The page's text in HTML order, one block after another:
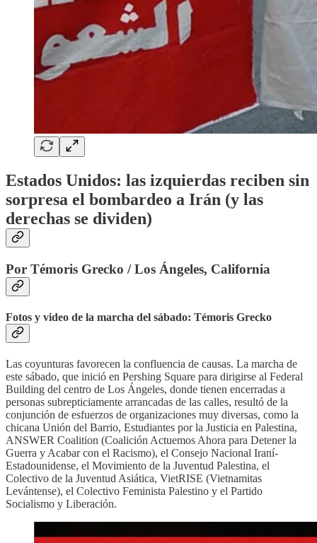
Estados Unidos: las izquierdas reciben sin
sorpresa el bombardeo a Irán (y las
derechas se dividen)
Por Témoris Grecko / Los Ángeles, California
Fotos y video de la marcha del sábado: Témoris Grecko
Las coyunturas favorecen la confluencia de causas. La marcha de
este sábado, que inició en Pershing Square para dirigirse al Federal
Building del centro de Los Ángeles, donde tienen encerradas a
personas subrepticiamente arrancadas de las calles, resultó de la
conjunción de esfuerzos de organizaciones muy diversas, como la
chicana Unión del Barrio, Estudiantes por la Justicia en Palestina,
ANSWER Coalition (Coalición Actuemos Ahora para Detener la
Guerra y Acabar con el Racismo), el Consejo Nacional Iraní-
Estadounidense, el Movimiento de la Juventud Palestina, el
Colectivo de la Juventud Asiática, VietRISE (Vietnamitas
Levántense), el Colectivo Feminista Palestino y el Partido
Socialismo y Liberación.